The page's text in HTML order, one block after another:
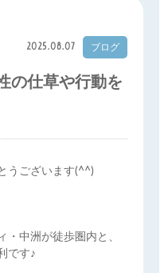
2025.08.07 ブログ
の仕草や行動を
うございます(^^)
・中洲が徒歩圏内と、
です♪